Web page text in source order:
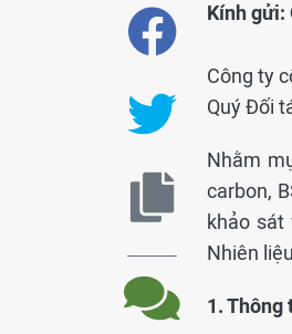
Kính gửi:
Công ty
Quý Đối
Nhằm
carbon,
khảo
Nhiên
1.Thông